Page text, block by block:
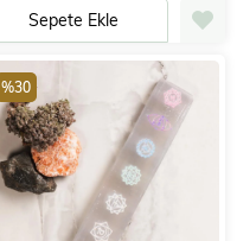
Sepete Ekle
%30